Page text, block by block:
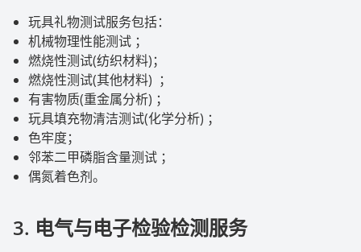
玩具礼物测试服务包括：
机械物理性能测试 ；
燃烧性测试(纺织材料)；
燃烧性测试(其他材料) ；
有害物质(重金属分析) ；
玩具填充物清洁测试(化学分析) ；
色牢度；
邻苯二甲磷脂含量测试 ；
偶氮着色剂。
3. 电气与电子检验检测服务